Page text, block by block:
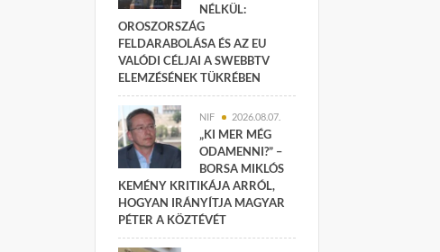
NÉLKÜL:
OROSZORSZÁG
FELDARABOLÁSA ÉS AZ EU
VALÓDI CÉLJAI A SWEBBTV
ELEMZÉSÉNEK TÜKRÉBEN
NIF 2026.08.07.
„KI MER MÉG
ODAMENNI?” –
BORSA MIKLÓS
KEMÉNY KRITIKÁJA ARRÓL,
HOGYAN IRÁNYÍTJA MAGYAR
PÉTER A KÖZTÉVÉT